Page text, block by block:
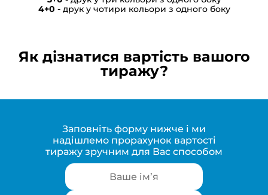
друк у чотири кольори з одного боку
Як дізнатися вартість вашого
тиражу?
Заповніть форму нижче і ми
надішлемо прорахунок вартості
тиражу зручним для Вас способом